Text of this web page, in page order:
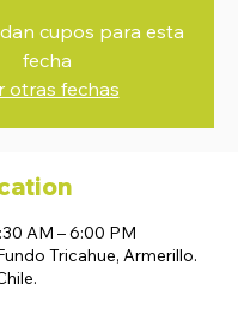
cupos para esta
fecha
otras fechas
AM – 6:00 PM
Tricahue, Armerillo.